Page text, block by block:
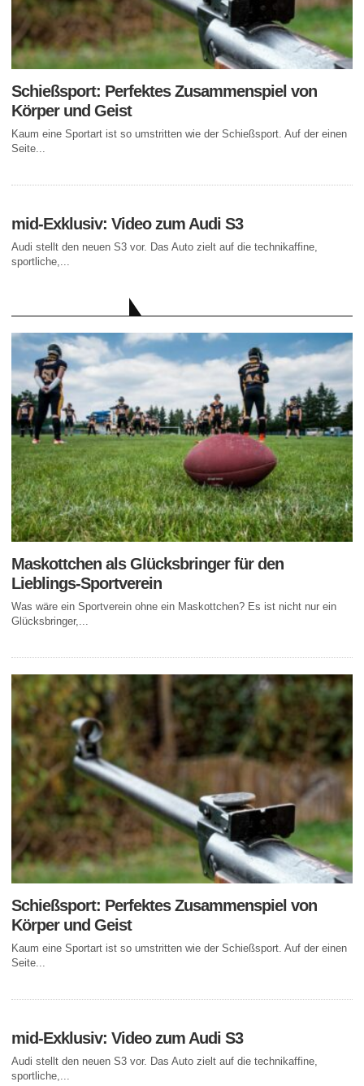
Schießsport: Perfektes Zusammenspiel von
Körper und Geist
Kaum eine Sportart ist so umstritten wie der Schießsport. Auf der einen
Seite...
mid-Exklusiv: Video zum Audi S3
Audi stellt den neuen S3 vor. Das Auto zielt auf die technikaffine,
sportliche,...
Maskottchen als Glücksbringer für den
Lieblings-Sportverein
Was wäre ein Sportverein ohne ein Maskottchen? Es ist nicht nur ein
Glücksbringer,...
Schießsport: Perfektes Zusammenspiel von
Körper und Geist
Kaum eine Sportart ist so umstritten wie der Schießsport. Auf der einen
Seite...
mid-Exklusiv: Video zum Audi S3
Audi stellt den neuen S3 vor. Das Auto zielt auf die technikaffine,
sportliche,...